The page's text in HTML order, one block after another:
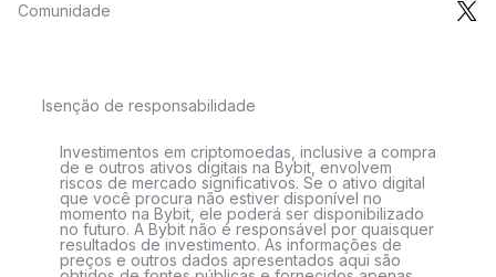
Comunidade
Isenção de responsabilidade
Investimentos em criptomoedas, inclusive a compra
de e outros ativos digitais na Bybit, envolvem
riscos de mercado significativos. Se o ativo digital
que você procura não estiver disponível no
momento na Bybit, ele poderá ser disponibilizado
no futuro. A Bybit não é responsável por quaisquer
resultados de investimento. As informações de
preços e outros dados apresentados aqui são